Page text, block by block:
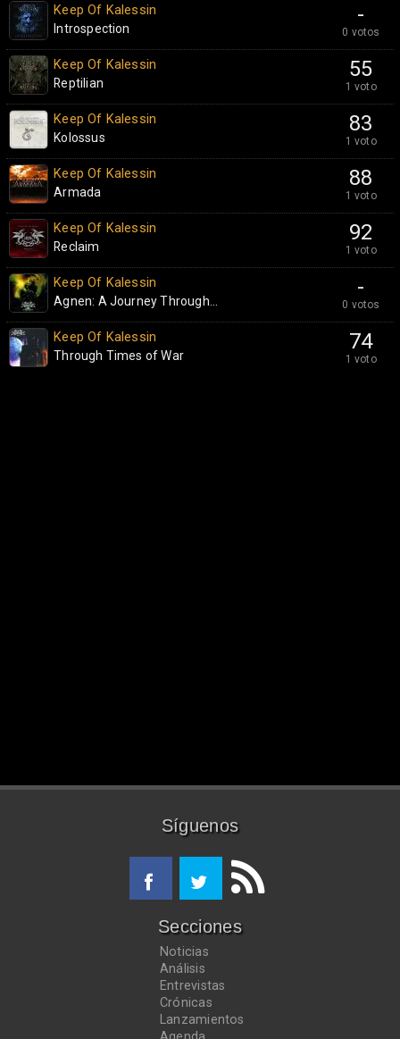
-
0 votos
Keep Of Kalessin
Introspection
55
1 voto
Keep Of Kalessin
Reptilian
83
1 voto
Keep Of Kalessin
Kolossus
88
1 voto
Keep Of Kalessin
Armada
92
1 voto
Keep Of Kalessin
Reclaim
-
0 votos
Keep Of Kalessin
Agnen: A Journey Through...
74
1 voto
Keep Of Kalessin
Through Times of War
Síguenos
Secciones
Noticias
Análisis
Entrevistas
Crónicas
Lanzamientos